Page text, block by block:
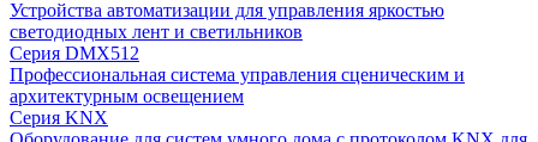
Устройства автоматизации для управления яркостью
светодиодных лент и светильников
Серия DMX512
Профессиональная система управления сценическим и
архитектурным освещением
Серия KNX